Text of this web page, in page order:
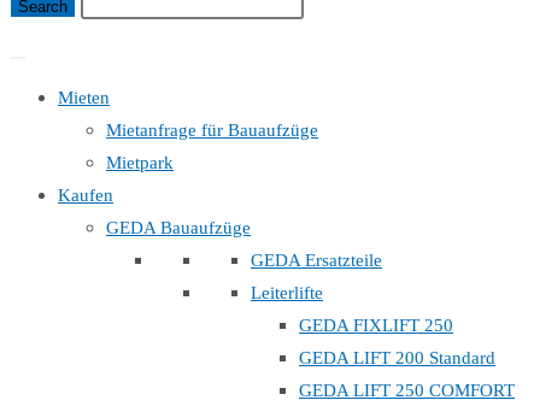
Mieten
Mietanfrage für Bauaufzüge
Mietpark
Kaufen
GEDA Bauaufzüge
GEDA Ersatzteile
Leiterlifte
GEDA FIXLIFT 250
GEDA LIFT 200 Standard
GEDA LIFT 250 COMFORT